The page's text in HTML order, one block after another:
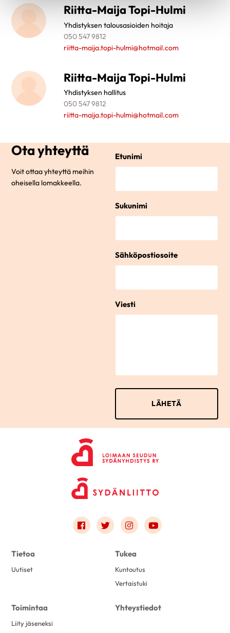
Riitta-Maija Topi-Hulmi
Yhdistyksen talousasioiden hoitaja
050 547 9812
riitta-maija.topi-hulmi@hotmail.com
Riitta-Maija Topi-Hulmi
Yhdistyksen hallitus
050 547 9812
riitta-maija.topi-hulmi@hotmail.com
Ota yhteyttä
Voit ottaa yhteyttä meihin
oheisella lomakkeella.
Etunimi
Sukunimi
Sähköpostiosoite
Viesti
Link to facebook
Link to twitter
Link to instagram
Link to youtube
Tietoa
Uutiset
Tukea
Kuntoutus
Vertaistuki
Toimintaa
Liity jäseneksi
Yhteystiedot